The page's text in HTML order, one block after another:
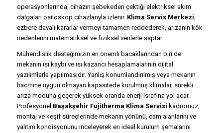
operasyonlarında, cihazın şebekeden çektiği elektriksel akım
dalgaları osiloskop cihazlarıyla izlenir. Klima Servis Merkezi,
ezbere dayalı kararlar vermeyi tamamen reddederek, arızanın kök
nedenlerini matematiksel ve fiziksel verilerle saptar.
Mühendislik desteğimizin en önemli bacaklarından biri de
mekanın ısı kaybı ve ısı kazancı hesaplamalarının dijital
yazılımlarla yapılmasıdır. Yanlış konumlandırılmış veya mekanın
hacmine uygun olmayan kapasitede kurulmuş klimalar, sürekli
arıza moduna geçerek yüksek oranda enerji israfına yol açar.
Profesyonel Başakşehir Fujitherma Klima Servisi kadromuz,
montaj ve keşif süreçlerinde mekanın yönünü, cam alanlarını ve
yalıtım kondisyonunu inceleyerek en ideal kurulum şemalarını